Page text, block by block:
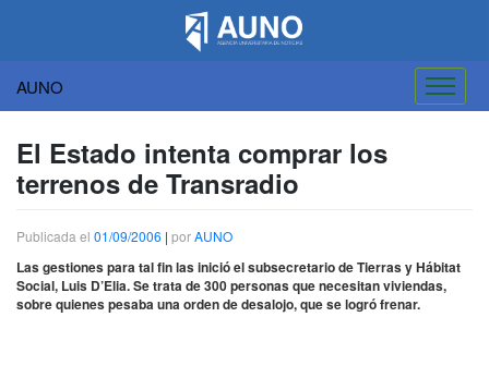
AUNO
contenido
El Estado intenta comprar los
terrenos de Transradio
Publicada el 01/09/2006 | porAUNO
Las gestiones para tal fin las inició el subsecretario de Tierras y Hábitat
Social, Luis D’Elia. Se trata de 300 personas que necesitan viviendas,
sobre quienes pesaba una orden de desalojo, que se logró frenar.